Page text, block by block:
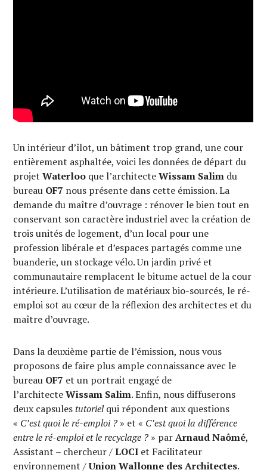
Un intérieur d’îlot, un bâtiment trop grand, une cour
entièrement asphaltée, voici les données de départ du
projetWaterloo que l’architecteWissam Salim du
bureau OF7 nous présente dans cette émission. La
demande du maître d’ouvrage : rénover le bien tout en
conservant son caractère industriel avec la création de
trois unités de logement, d’un local pour une
profession libérale et d’espaces partagés comme une
buanderie, un stockage vélo. Un jardin privé et
communautaire remplacent le bitume actuel de la cour
intérieure. L’utilisation de matériaux bio-sourcés, le ré-
emploi sot au cœur de la réflexion des architectes et du
maître d’ouvrage.
Dans la deuxième partie de l’émission, nous vous
proposons de faire plus ample connaissance avec le
bureau OF7 et un portrait engagé de
l’architecteWissam Salim. Enfin, nous diffuserons
deux capsulestutorielqui répondent aux questions
« C’est quoi le ré-emploi ? » et « C’est quoi la différence
entre le ré-emploi et le recyclage ? » parArnaud Naômé,
Assistant – chercheur /LOCI et Facilitateur
environnement /Union Wallonne des Architectes.